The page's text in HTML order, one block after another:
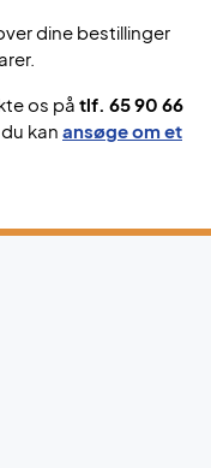
dine bestillinger
os på tlf. 65 90 66
kan ansøge om et